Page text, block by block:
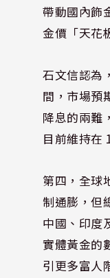
帶動國內飾
金價「天花
石文信認為
間，市場預
降息的兩難
目前維持在
第四，全球
制通膨，但
中國、印度
實體黃金的
引更多富人